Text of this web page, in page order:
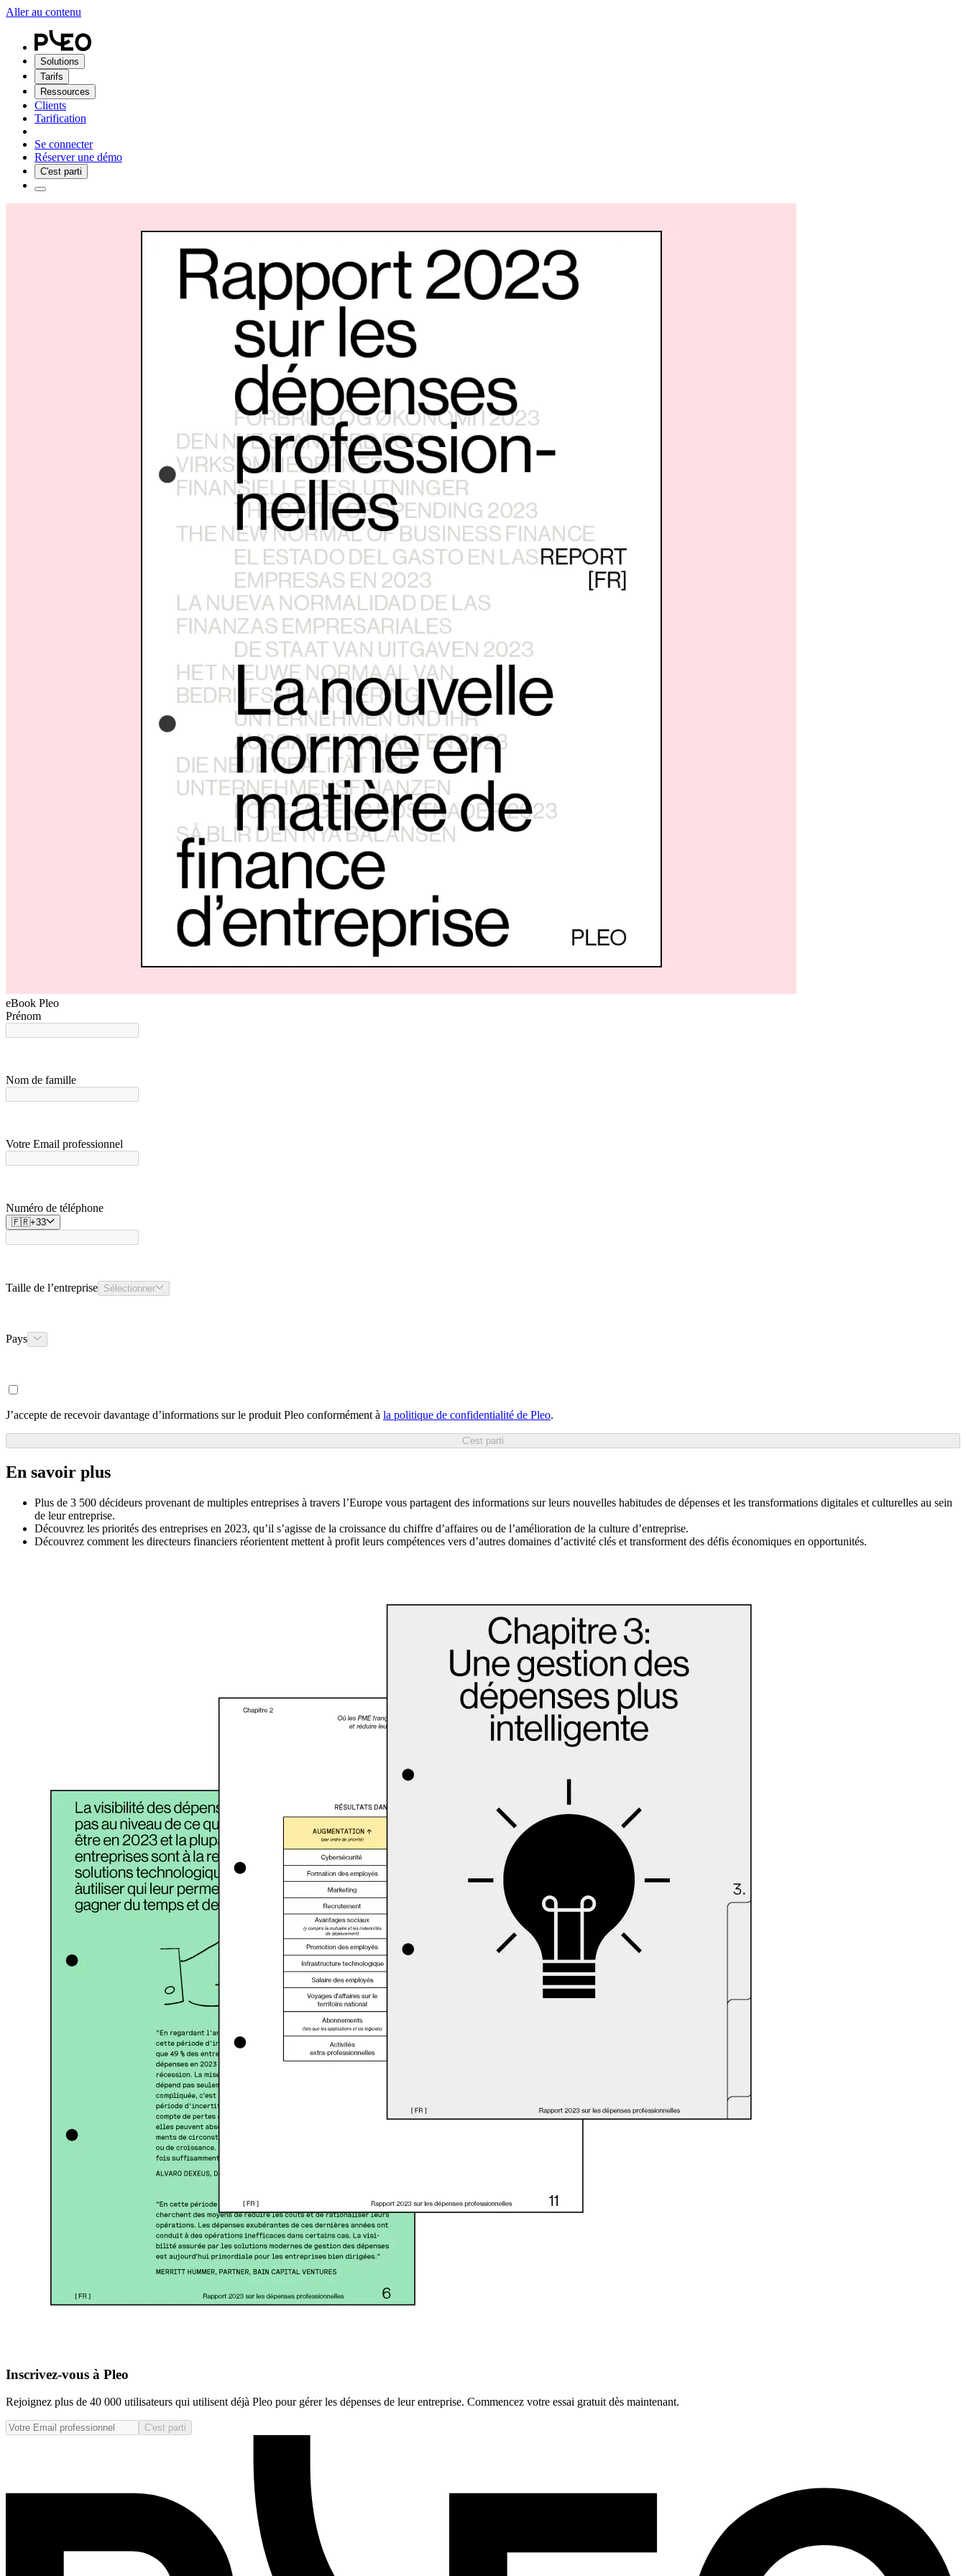
Aller au contenu
Solutions
Tarifs
Ressources
Clients
Tarification
Se connecter
Réserver une démo
C'est parti
eBook Pleo
Prénom
Nom de famille
Votre Email professionnel
Numéro de téléphone
🇫🇷+33
Taille de l’entreprise Sélectionner
Pays
J’accepte de recevoir davantage d’informations sur le produit Pleo conformément à la politique de confidentialité de Pleo.
C'est parti
En savoir plus
Plus de 3 500 décideurs provenant de multiples entreprises à travers l’Europe vous partagent des informations sur leurs nouvelles habitudes de dépenses et les transformations digitales et culturelles au sein
de leur entreprise.
Découvrez les priorités des entreprises en 2023, qu’il s’agisse de la croissance du chiffre d’affaires ou de l’amélioration de la culture d’entreprise.
Découvrez comment les directeurs financiers réorientent mettent à profit leurs compétences vers d’autres domaines d’activité clés et transforment des défis économiques en opportunités.
Inscrivez-vous à Pleo
Rejoignez plus de 40 000 utilisateurs qui utilisent déjà Pleo pour gérer les dépenses de leur entreprise. Commencez votre essai gratuit dès maintenant.
C'est parti